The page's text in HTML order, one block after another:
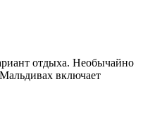
отдыха. Необычайно
включает